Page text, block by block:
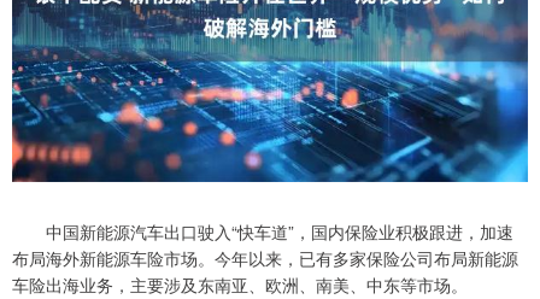
中国新能源汽车出口驶入“快车道”，国内保险业积极跟进，加速
布局海外新能源车险市场。今年以来，已有多家保险公司布局新能源
车险出海业务，主要涉及东南亚、欧洲、南美、中东等市场。